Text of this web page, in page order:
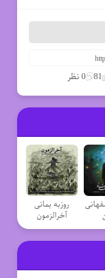
81 0 نظر
روزبه بمانی
آخرالزمون